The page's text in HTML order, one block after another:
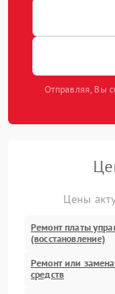
Отправляя, Вы
Цены
Ремонт платы
(восстановление)
Ремонт или
средств